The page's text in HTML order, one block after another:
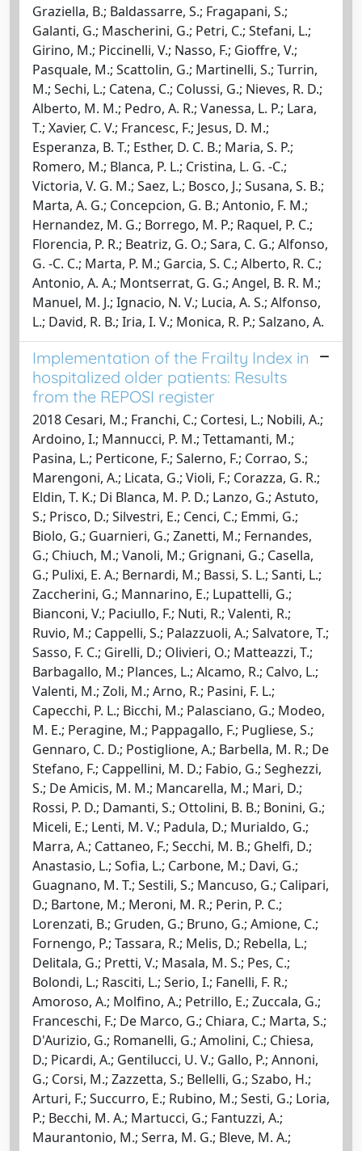
Graziella, B.; Baldassarre, S.; Fragapani, S.;
Galanti, G.; Mascherini, G.; Petri, C.; Stefani, L.;
Girino, M.; Piccinelli, V.; Nasso, F.; Gioffre, V.;
Pasquale, M.; Scattolin, G.; Martinelli, S.; Turrin,
M.; Sechi, L.; Catena, C.; Colussi, G.; Nieves, R. D.;
Alberto, M. M.; Pedro, A. R.; Vanessa, L. P.; Lara,
T.; Xavier, C. V.; Francesc, F.; Jesus, D. M.;
Esperanza, B. T.; Esther, D. C. B.; Maria, S. P.;
Romero, M.; Blanca, P. L.; Cristina, L. G. -C.;
Victoria, V. G. M.; Saez, L.; Bosco, J.; Susana, S. B.;
Marta, A. G.; Concepcion, G. B.; Antonio, F. M.;
Hernandez, M. G.; Borrego, M. P.; Raquel, P. C.;
Florencia, P. R.; Beatriz, G. O.; Sara, C. G.; Alfonso,
G. -C. C.; Marta, P. M.; Garcia, S. C.; Alberto, R. C.;
Antonio, A. A.; Montserrat, G. G.; Angel, B. R. M.;
Manuel, M. J.; Ignacio, N. V.; Lucia, A. S.; Alfonso,
L.; David, R. B.; Iria, I. V.; Monica, R. P.; Salzano, A.
Implementation of the Frailty Index in
hospitalized older patients: Results
from the REPOSI register
2018 Cesari, M.; Franchi, C.; Cortesi, L.; Nobili, A.;
Ardoino, I.; Mannucci, P. M.; Tettamanti, M.;
Pasina, L.; Perticone, F.; Salerno, F.; Corrao, S.;
Marengoni, A.; Licata, G.; Violi, F.; Corazza, G. R.;
Eldin, T. K.; Di Blanca, M. P. D.; Lanzo, G.; Astuto,
S.; Prisco, D.; Silvestri, E.; Cenci, C.; Emmi, G.;
Biolo, G.; Guarnieri, G.; Zanetti, M.; Fernandes,
G.; Chiuch, M.; Vanoli, M.; Grignani, G.; Casella,
G.; Pulixi, E. A.; Bernardi, M.; Bassi, S. L.; Santi, L.;
Zaccherini, G.; Mannarino, E.; Lupattelli, G.;
Bianconi, V.; Paciullo, F.; Nuti, R.; Valenti, R.;
Ruvio, M.; Cappelli, S.; Palazzuoli, A.; Salvatore, T.;
Sasso, F. C.; Girelli, D.; Olivieri, O.; Matteazzi, T.;
Barbagallo, M.; Plances, L.; Alcamo, R.; Calvo, L.;
Valenti, M.; Zoli, M.; Arno, R.; Pasini, F. L.;
Capecchi, P. L.; Bicchi, M.; Palasciano, G.; Modeo,
M. E.; Peragine, M.; Pappagallo, F.; Pugliese, S.;
Gennaro, C. D.; Postiglione, A.; Barbella, M. R.; De
Stefano, F.; Cappellini, M. D.; Fabio, G.; Seghezzi,
S.; De Amicis, M. M.; Mancarella, M.; Mari, D.;
Rossi, P. D.; Damanti, S.; Ottolini, B. B.; Bonini, G.;
Miceli, E.; Lenti, M. V.; Padula, D.; Murialdo, G.;
Marra, A.; Cattaneo, F.; Secchi, M. B.; Ghelfi, D.;
Anastasio, L.; Sofia, L.; Carbone, M.; Davi, G.;
Guagnano, M. T.; Sestili, S.; Mancuso, G.; Calipari,
D.; Bartone, M.; Meroni, M. R.; Perin, P. C.;
Lorenzati, B.; Gruden, G.; Bruno, G.; Amione, C.;
Fornengo, P.; Tassara, R.; Melis, D.; Rebella, L.;
Delitala, G.; Pretti, V.; Masala, M. S.; Pes, C.;
Bolondi, L.; Rasciti, L.; Serio, I.; Fanelli, F. R.;
Amoroso, A.; Molfino, A.; Petrillo, E.; Zuccala, G.;
Franceschi, F.; De Marco, G.; Chiara, C.; Marta, S.;
D'Aurizio, G.; Romanelli, G.; Amolini, C.; Chiesa,
D.; Picardi, A.; Gentilucci, U. V.; Gallo, P.; Annoni,
G.; Corsi, M.; Zazzetta, S.; Bellelli, G.; Szabo, H.;
Arturi, F.; Succurro, E.; Rubino, M.; Sesti, G.; Loria,
P.; Becchi, M. A.; Martucci, G.; Fantuzzi, A.;
Maurantonio, M.; Serra, M. G.; Bleve, M. A.;